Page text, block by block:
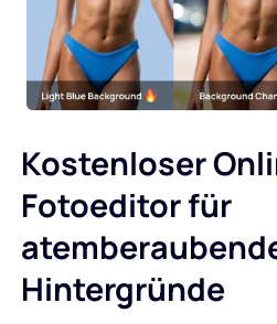
Kostenloser
Fotoeditor für
Hintergründe